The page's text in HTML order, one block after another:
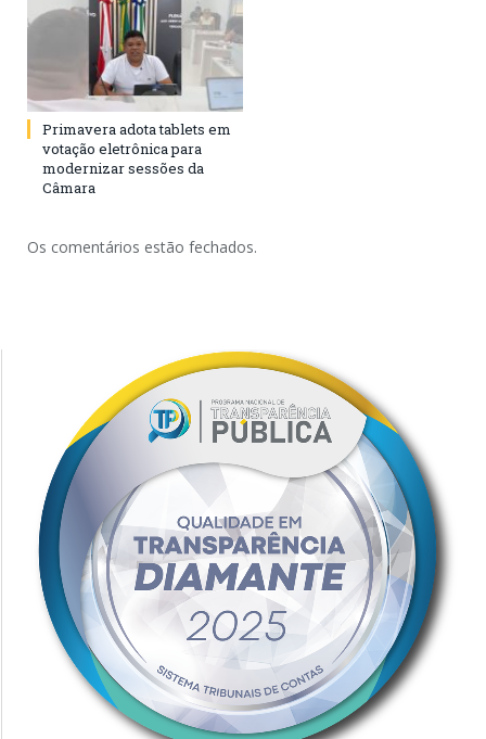
Primavera adota tablets em
votação eletrônica para
modernizar sessões da
Câmara
Os comentários estão fechados.